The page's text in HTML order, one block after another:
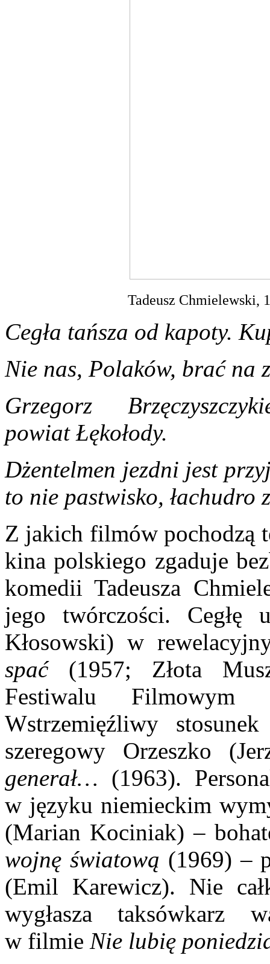
Tadeusz Chmielewski,
Cegła tańsza od kapoty.
Nie nas, Polaków, brać na
Grzegorz
powiat Łękołody.
Dżentelmen jezdni jest
to nie pastwisko, łachudro
Z jakich filmów pochodzą
kina polskiego zgaduje
komedii Tadeusza
jego twórczości. Cegłę
Kłosowski) w
spać(1957; Złota
Festiwalu
Wstrzemięźliwy
szeregowy Orzeszko
generał… (1963).
w języku niemieckim
(Marian Kociniak) –
wojnę światową (1969) –
(Emil Karewicz). Nie
wygłasza taksówkarz
w filmie Nie lubię